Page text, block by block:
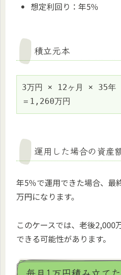
想定利回り：年5％
積立元本
3万円 × 12ヶ月 × 35年
運用した場合の資産
年5％で運用できた場合、最
万円になります。
このケースでは、老後2,000
できる可能性があります。